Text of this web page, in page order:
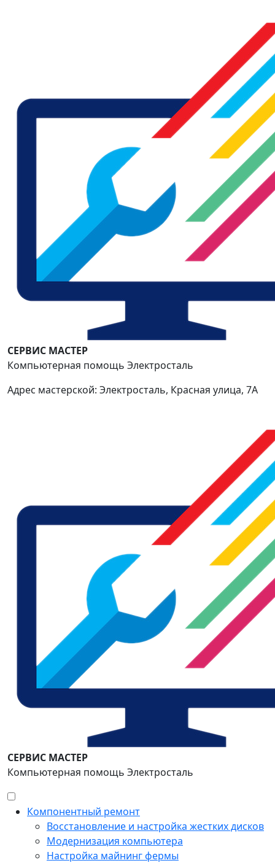
СЕРВИС МАСТЕР
Компьютерная помощь Электросталь
Адрес мастерской: Электросталь, Красная улица, 7А
СЕРВИС МАСТЕР
Компьютерная помощь Электросталь
Компонентный ремонт
Восстановление и настройка жестких дисков
Модернизация компьютера
Настройка майнинг фермы